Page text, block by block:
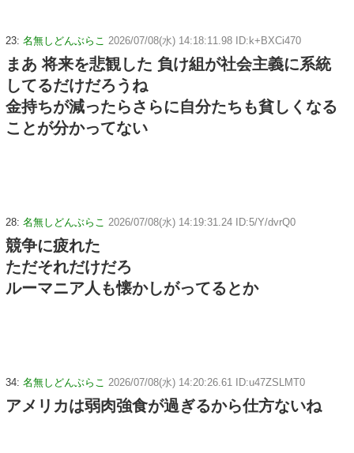
23: 名無しどんぶらこ 2026/07/08(水) 14:18:11.98 ID:k+BXCi470
まあ 将来を悲観した 負け組が社会主義に系統
してるだけだろうね
金持ちが減ったらさらに自分たちも貧しくなる
ことが分かってない
28: 名無しどんぶらこ 2026/07/08(水) 14:19:31.24 ID:5/Y/dvrQ0
競争に疲れた
ただそれだけだろ
ルーマニア人も懐かしがってるとか
34: 名無しどんぶらこ 2026/07/08(水) 14:20:26.61 ID:u47ZSLMT0
アメリカは弱肉強食が過ぎるから仕方ないね